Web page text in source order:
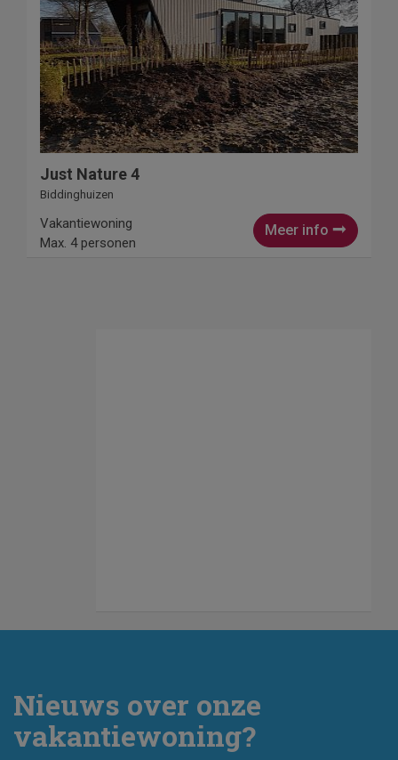
Just Nature 4
Biddinghuizen
Meer info
Vakantiewoning
Max. 4 personen
Nieuws over onze
vakantiewoning?